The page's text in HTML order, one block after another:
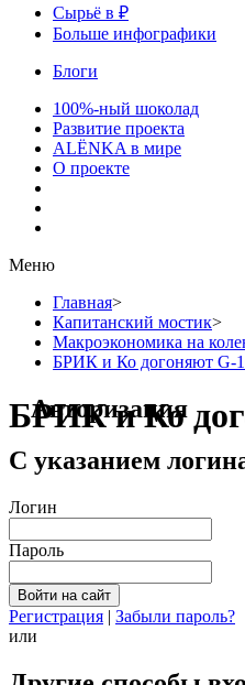
Сырьё в ₽
Больше инфографики
Блоги
100%-ный шоколад
Развитие проекта
ALЁNKA в мире
О проекте
Меню
Главная>
Капитанский мостик>
Макроэкономика на
БРИК и Ко догоняют G-
БРИК и Ко
Авторизация
С указанием
Логин
Пароль
Регистрация | Забыли пароль?
или